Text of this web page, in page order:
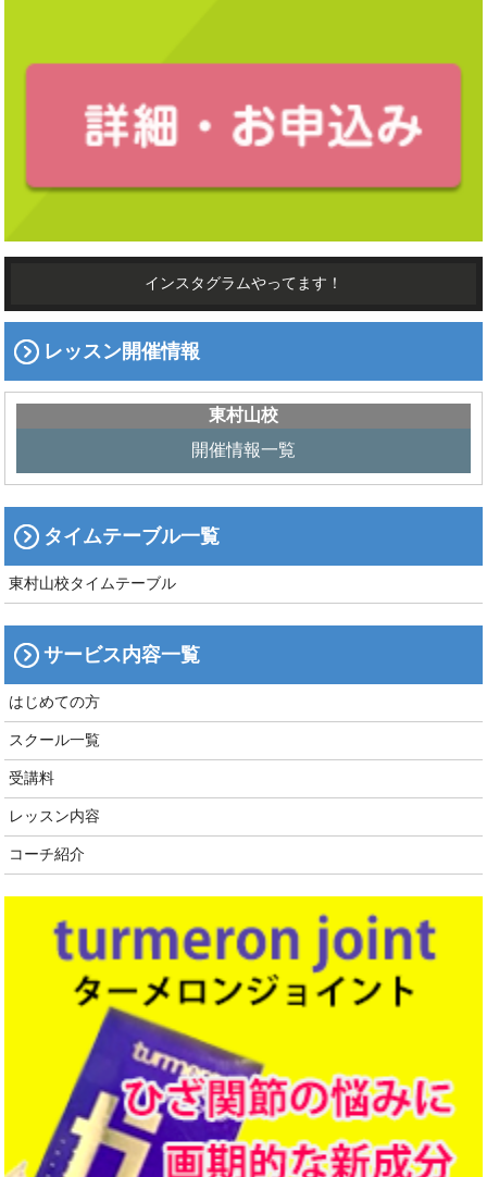
インスタグラムやってます！
レッスン開催情報
東村山校
開催情報一覧
タイムテーブル一覧
東村山校タイムテーブル
サービス内容一覧
はじめての方
スクール一覧
受講料
レッスン内容
コーチ紹介